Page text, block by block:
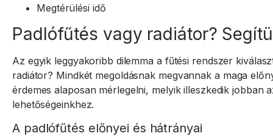
Megtérülési idő
Padlófűtés vagy radiátor?
Az egyik leggyakoribb dilemma a fűtési rendszer
radiátor? Mindkét megoldásnak megvannak a maga
érdemes alaposan mérlegelni, melyik illeszkedik jobban
lehetőségeinkhez.
A padlófűtés előnyei és hátrányai